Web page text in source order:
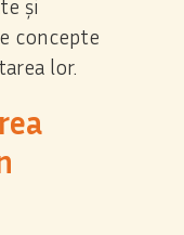
și
concepte
lor.